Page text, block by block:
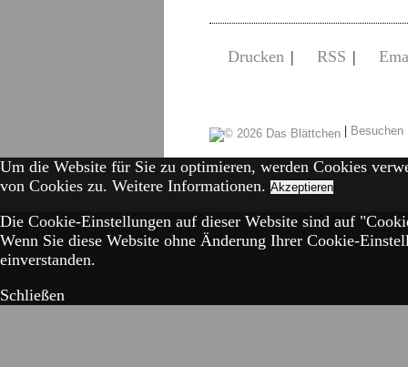
Drucken | RSS |
|
Um die Website für Sie zu optimieren, werden Cookies
von Cookies zu. Weitere Informationen. Akzeptieren
Die Cookie-Einstellungen auf dieser Website sind auf
Wenn Sie diese Website ohne Änderung Ihrer Cookie-
einverstanden.
Schließen